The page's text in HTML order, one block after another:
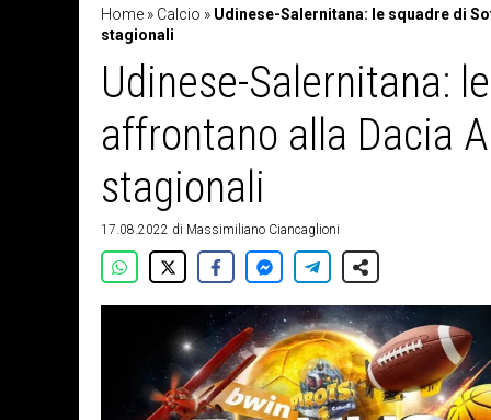
Home » Calcio » Udinese-Salernitana: le squadre di
stagionali
Udinese-Salernitana:
affrontano alla Dacia
stagionali
17.08.2022 di Massimiliano Ciancaglioni